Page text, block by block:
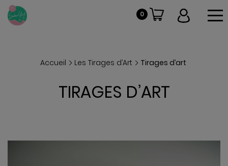
0
Accueil Les Tirages d’Art Tirages d’art
TIRAGES D’ART